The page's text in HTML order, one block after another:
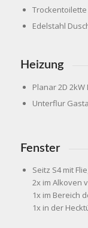
Trockentoilette
Edelstahl
Heizung
Planar 2D
Unterflur
Fenster
Seitz S4 mit
2x im Alkoven
1x im Bereich
1x in der